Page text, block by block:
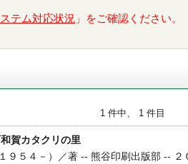
テム対応状況 」をご確認ください。
1 件中、 1 件目
和賀カタクリの里
９５４－）／著 -- 熊谷印刷出版部 -- ２